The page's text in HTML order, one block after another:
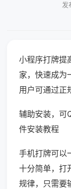
发
小程序打牌提
家，快速成为
用户可通过正
辅助安装，可
件安装教程
手机打牌可以
十分简单，打
规律，只需要